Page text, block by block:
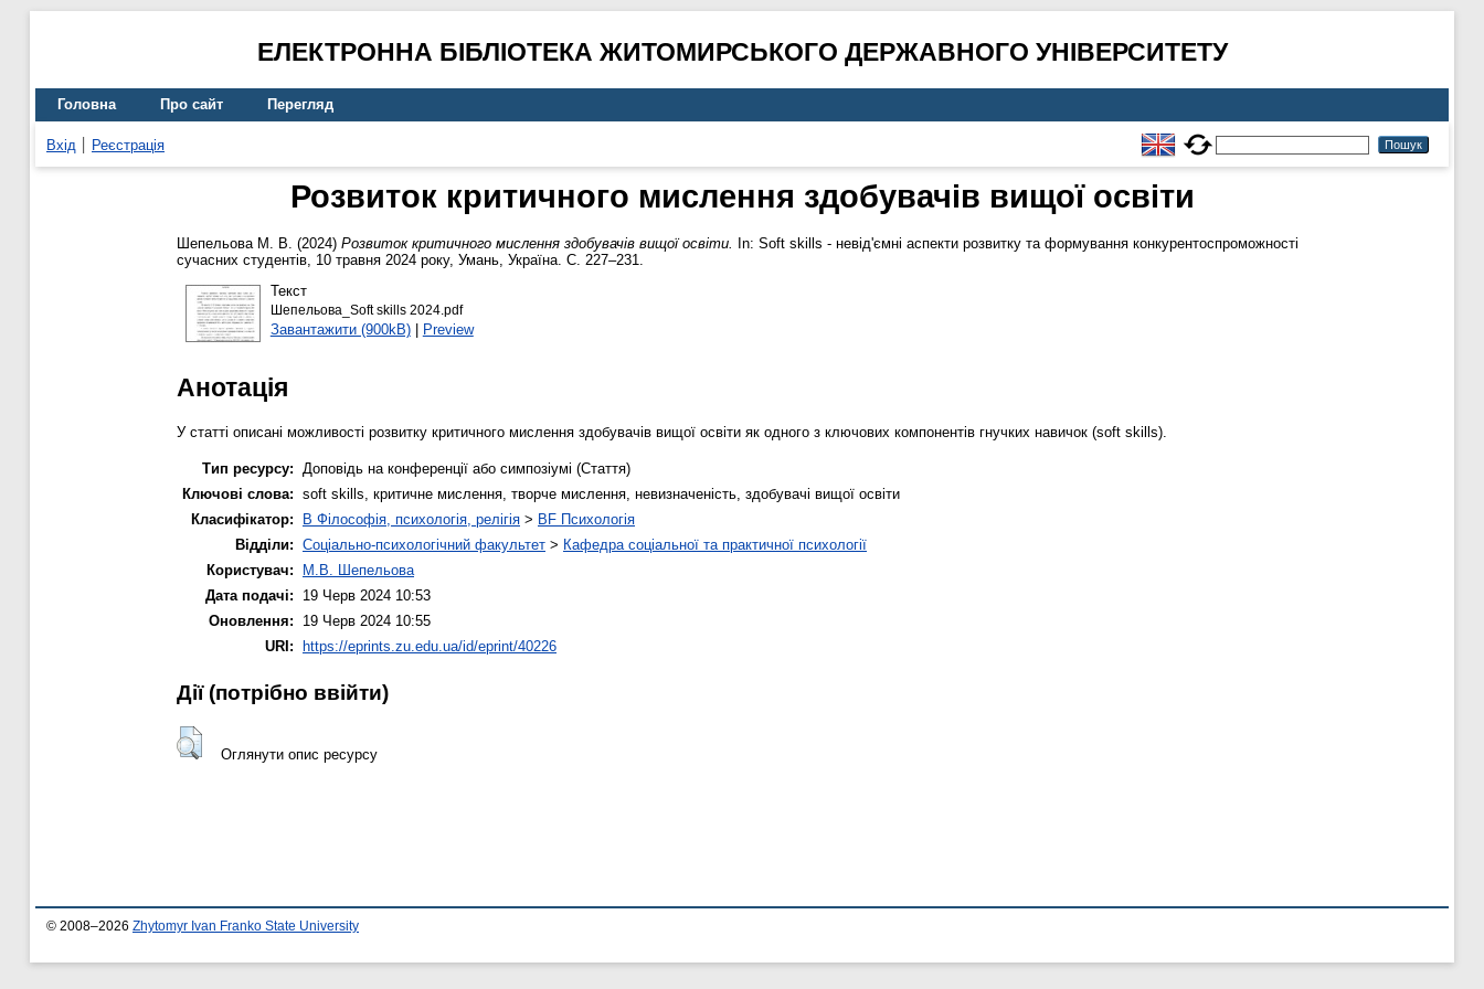
ЕЛЕКТРОННА БІБЛІОТЕКА ЖИТОМИРСЬКОГО ДЕРЖАВНОГО УНІВЕРСИТЕТУ
Головна Про сайт Перегляд
Вхід Реєстрація
Розвиток критичного мислення здобувачів вищої освіти
Шепельова М. В. (2024) Розвиток критичного мислення здобувачів вищої освіти.
In: Soft skills - невід'ємні аспекти розвитку та формування конкурентоспроможності
сучасних студентів, 10 травня 2024 року, Умань, Україна. С. 227–231.
Текст
Шепельова_Soft skills 2024.pdf
Завантажити (900kB)| Preview
Анотація
У статті описані можливості розвитку критичного мислення здобувачів вищої освіти як одного з ключових компонентів гнучких навичок (soft skills).
Тип ресурсу:
Доповідь на конференції або симпозіумі (Стаття)
Ключові слова: soft skills, критичне мислення, творче мислення, невизначеність, здобувачі вищої освіти
Класифікатор:
B Філософія, психологія, релігія > BF Психологія
Відділи: Соціально-психологічний факультет > Кафедра соціальної та практичної психології
Користувач:
М.В. Шепельова
Дата подачі:
19 Черв 2024 10:53
Оновлення:
19 Черв 2024 10:55
URI: https://eprints.zu.edu.ua/id/eprint/40226
Дії ​​(потрібно ввійти)
Оглянути опис ресурсу
© 2008–2026 Zhytomyr Ivan Franko State University